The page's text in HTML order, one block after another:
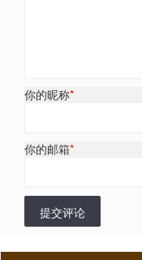
你的昵称*
你的邮箱*
提交评论